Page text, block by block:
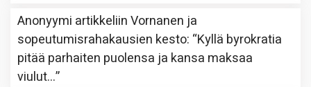
Anonyymi artikkeliinVornanen ja
sopeutumisrahakausien kesto: “Kyllä byrokratia
pitää parhaiten puolensa ja kansa maksaa
viulut…”